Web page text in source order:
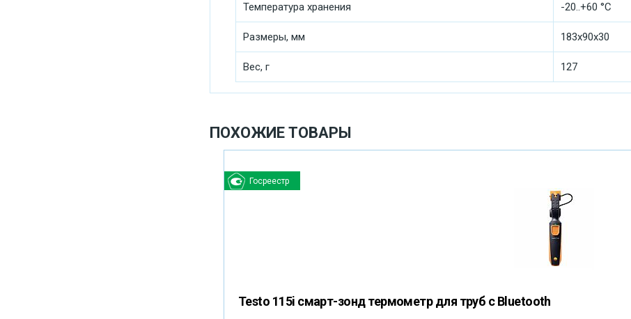
Температура хранения -20..+60 °C
Размеры, мм 183x90x30
Вес, г 127
ПОХОЖИЕ ТОВАРЫ
Госреестр
Testo 115i смарт-зонд термометр для труб с Bluetooth